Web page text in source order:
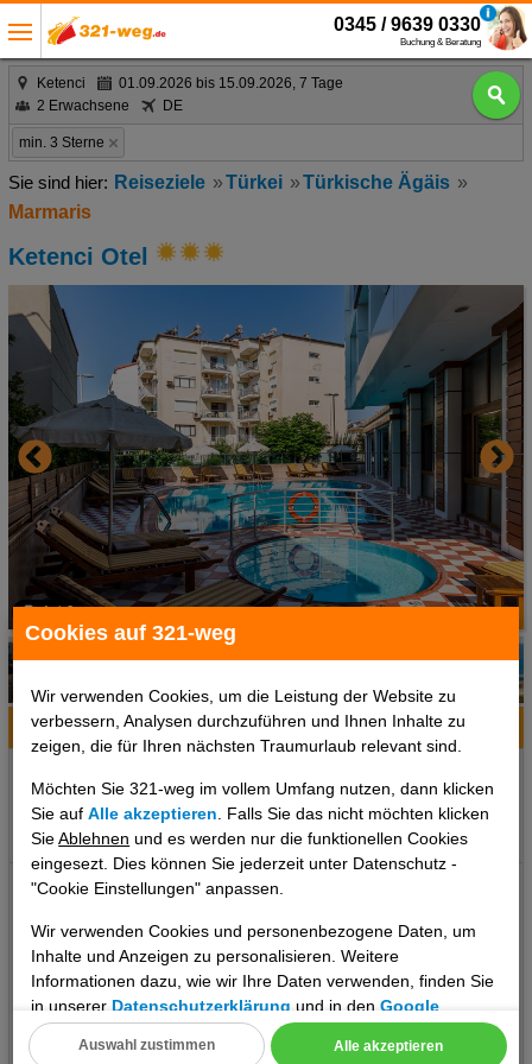
Cookies auf 321-weg
Wir verwenden Cookies, um die Leistung der Website zu
verbessern, Analysen durchzuführen und Ihnen Inhalte zu
zeigen, die für Ihren nächsten Traumurlaub relevant sind.
Möchten Sie 321-weg im vollem Umfang nutzen, dann klicken
Sie aufAlle akzeptieren . Falls Sie das nicht möchten klicken
SieAblehnen und es werden nur die funktionellen Cookies
eingesezt. Dies können Sie jederzeit unter Datenschutz -
"Cookie Einstellungen" anpassen.
Wir verwenden Cookies und personenbezogene Daten, um
Inhalte und Anzeigen zu personalisieren. Weitere
Informationen dazu, wie wir Ihre Daten verwenden, finden Sie
in unsererDatenschutzerklärung und in denGoogle
Datenschutz- und Nutzungsbedingungen
Alle akzeptieren
Auswahl zustimmen
0345 / 9639 0330
Buchung & Beratung
Ketenci
01.09.2026 bis 15.09.2026, 7 Tage
2 Erwachsene
DE
min. 3 Sterne
Reiseziele Türkei
Türkische Ägäis
Marmaris
Ketenci Otel
1 / 6
Hotelinfo Bilder Karte
Klima zum Reisezeitpunkt:
°C
°C °C
Lage: Dieses Cityhotel, ideal für Strandurlauber und FKK-
das Zentrum von Marmaris mit seinen touristischen Highlights
erreicht man nach rund 700 m. Der nächste Flughafen ist
Dalaman (DLM), die Entfernung beträgt ungefähr 96 km.
Ausstattung: Die 56 Doppelzimmer verteilen sich auf 5 Etagen
und sind über einen Aufzug erreichbar. Das freundliche Personal
..weiterlesen